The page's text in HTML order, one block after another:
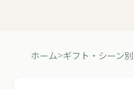
ホーム ギフト・シーン別